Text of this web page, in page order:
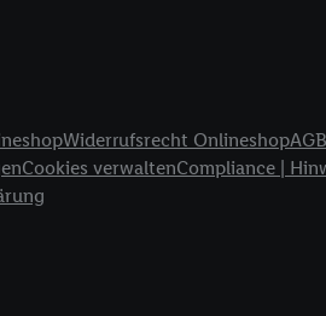
Widerrufsrecht Onlineshop
Cookies verwaltenCompliance |
Gewährleistung der
Verknüpfung
Messung des Erfolgs von
Zugriff auf